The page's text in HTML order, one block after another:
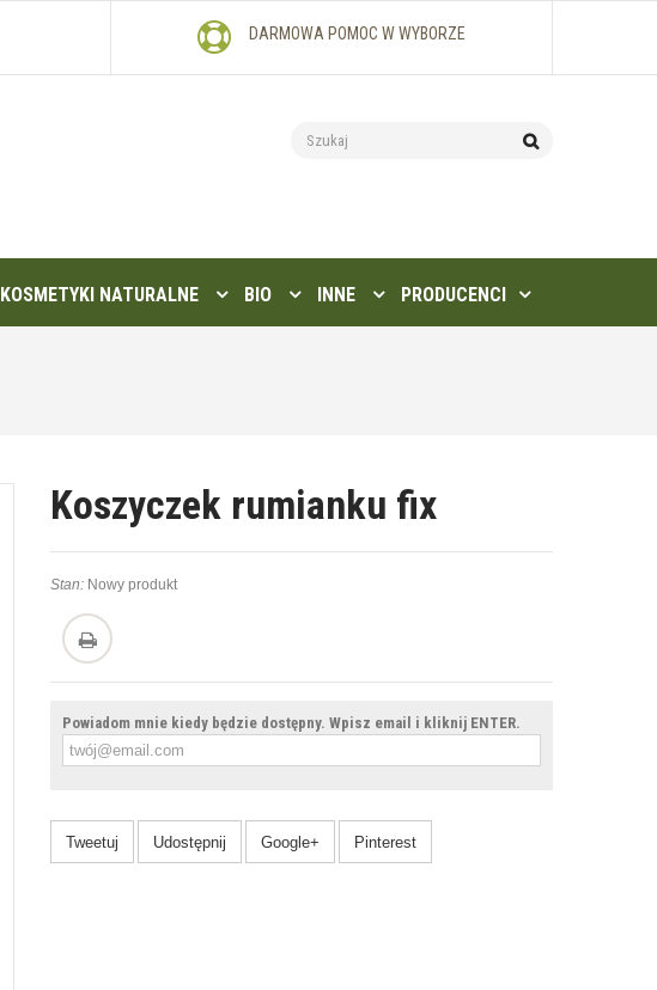
DARMOWA POMOC W WYBORZE
KOSMETYKI NATURALNE BIO INNE PRODUCENCI
Koszyczek rumianku fix
Stan: Nowy produkt
Powiadom mnie kiedy będzie dostępny. Wpisz email i kliknij ENTER.
Tweetuj Udostępnij Google+ Pinterest